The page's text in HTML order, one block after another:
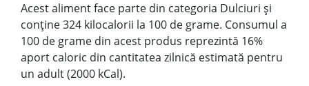
Acest aliment face parte din categoria Dulciuri și
conține 324 kilocalorii la 100 de grame. Consumul a
100 de grame din acest produs reprezintă 16%
aport caloric din cantitatea zilnică estimată pentru
un adult (2000 kCal).